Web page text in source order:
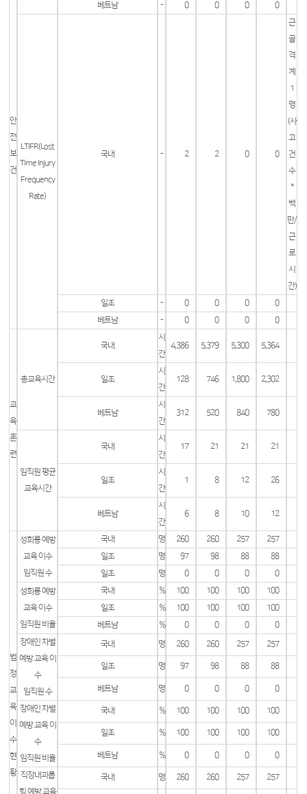
안
전
보
건
베트남
- 0 0 0 0
LTIFR(Lost
Time Injury
Frequency
Rate)
국내 - 2 2 0 0
근
골
격
계
1
명
(사
고
건
수
*
백
만/
근
로
시
간)
일조
- 0 0 0
0
베트남
- 0 0 0 0
교
육
훈
련
총교육시간
국내
시
간
4,386 5,379 5,300 5,364
일조
시
간
128 746 1,800 2,302
베트남
시
간
312 520 840 780
임직원 평균
교육시간
국내
시
간
17 21 21 21
일조
시
간
1 8 12 26
베트남
시
간
6 8 10 12
법
정
교
육
이
수
현
황
성희롱 예방
교육 이수
임직원 수
국내 명 260 260 257
257
일조
명 97 98 88
88
일조
명 0 0 0
0
성희롱 예방
교육 이수
임직원 비율
국내 % 100 100 100
100
일조
% 100 100 100
100
베트남
% 0 0 0
0
장애인 차별
예방 교육 이
수
임직원 수
국내 명 260 260 257 257
일조 명 97 98 88 88
베트남 명 0 0 0 0
장애인 차별
예방 교육 이
수
임직원 비율
국내 % 100 100 100 100
일조 % 100 100 100 100
베트남 % 0 0 0 0
직장내괴롭
힘 예방 교육
국내 명 260 260 257 257